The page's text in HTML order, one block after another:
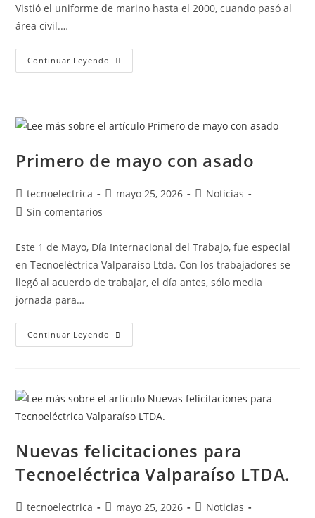
Vistió el uniforme de marino hasta el 2000, cuando pasó al
área civil.…
Continuar Leyendo
Primero de mayo con asado
tecnoelectrica mayo 25, 2026
Noticias
Sin comentarios
Este 1 de Mayo, Día Internacional del Trabajo, fue especial
en Tecnoeléctrica Valparaíso Ltda. Con los trabajadores se
llegó al acuerdo de trabajar, el día antes, sólo media
jornada para…
Continuar Leyendo
Nuevas felicitaciones para
Tecnoeléctrica Valparaíso LTDA.
tecnoelectrica mayo 25, 2026
Noticias